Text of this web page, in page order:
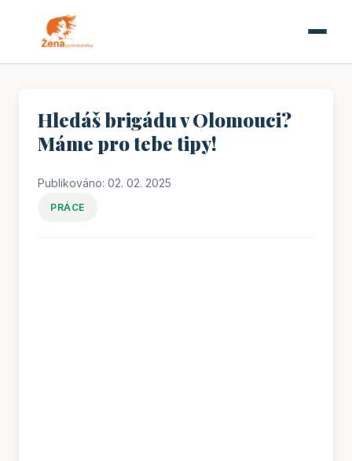
Hledáš brigádu v Olomouci?
Máme pro tebe tipy!
Publikováno: 02. 02. 2025
PRÁCE